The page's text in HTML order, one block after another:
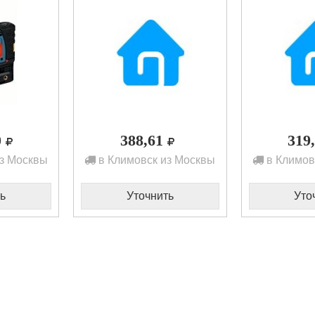
Москвы
388,61
в Климовск из Москвы
Уточнить
в